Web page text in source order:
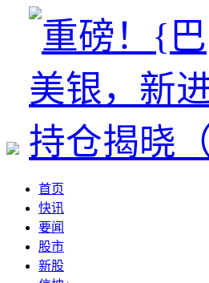
首页
快讯
要闻
股市
新股